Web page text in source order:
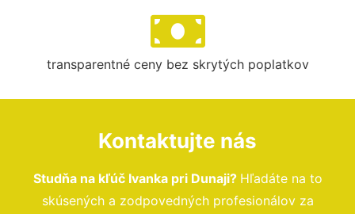
transparentné ceny bez skrytých poplatkov
Kontaktujte nás
Studňa na kľúč Ivanka pri Dunaji? Hľadáte na to
skúsených a zodpovedných profesionálov za